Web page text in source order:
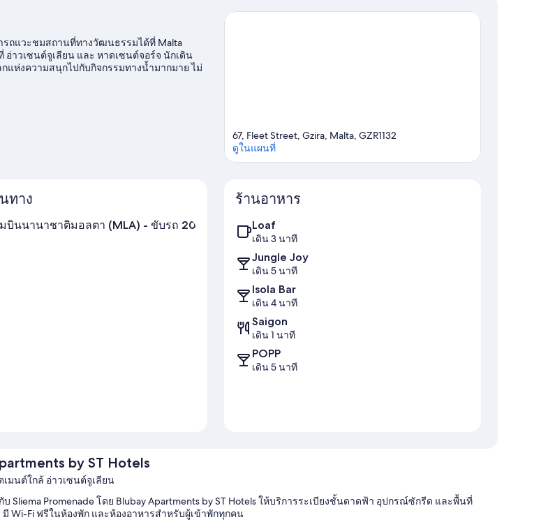
ารถแวะชมสถานที่ทางวัฒนธรรมได้ที่ Malta
อ่าวเซนต์จูเลียน และ หาดเซนต์จอร์จ นักเดิน
กแห่งความสนุกไปกับกิจกรรมทางน้ำมากมาย ไม่
น เส้นทางเดินเขา/ขี่จักรยานก็สนุกไม่แพ้กัน
67, Fleet Street, Gzira, Malta, GZR1132
ดูในแผนที่
ทาง
บินนานาชาติมอลตา (MLA) - ขับรถ 20
ร้านอาหาร
Loaf
เดิน 3 นาที
Jungle Joy
เดิน 5 นาที
Isola Bar
เดิน 4 นาที
Saigon
เดิน 1 นาที
POPP
เดิน 5 นาที
by ST Hotels
เมนต์ใกล้ อ่าวเซนต์จูเลียน
Sliema Promenade โดย Blubay Apartments by ST Hotels ให้บริการระเบียงชั้นดาดฟ้า อุปกรณ์ซักรีด และพื้นที่
Wi-Fi ฟรีในห้องพัก และห้องอาหารสำหรับผู้เข้าพักทุกคน